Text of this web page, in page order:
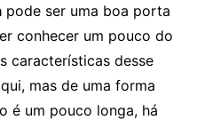
pode ser uma boa porta
conhecer um pouco do
características desse
mas de uma forma
é um pouco longa, há